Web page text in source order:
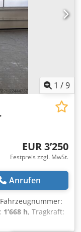
1 /9
EUR 3’250
Festpreis zzgl. MwSt.
Anrufen
1’668 h, Tragkraft: